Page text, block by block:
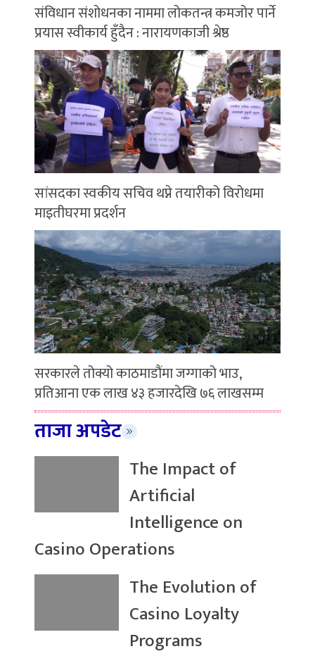
संविधान संशोधनका नाममा लोकतन्त्र कमजोर पार्ने
प्रयास स्वीकार्य हुँदैन : नारायणकाजी श्रेष्ठ
सांसदका स्वकीय सचिव थप्ने तयारीको विरोधमा
माइतीघरमा प्रदर्शन
सरकारले तोक्यो काठमाडौंमा जग्गाको भाउ,
प्रतिआना एक लाख ४३ हजारदेखि ७६ लाखसम्म
ताजा अपडेट
The Impact of
Artificial
Intelligence on
Casino Operations
The Evolution of
Casino Loyalty
Programs